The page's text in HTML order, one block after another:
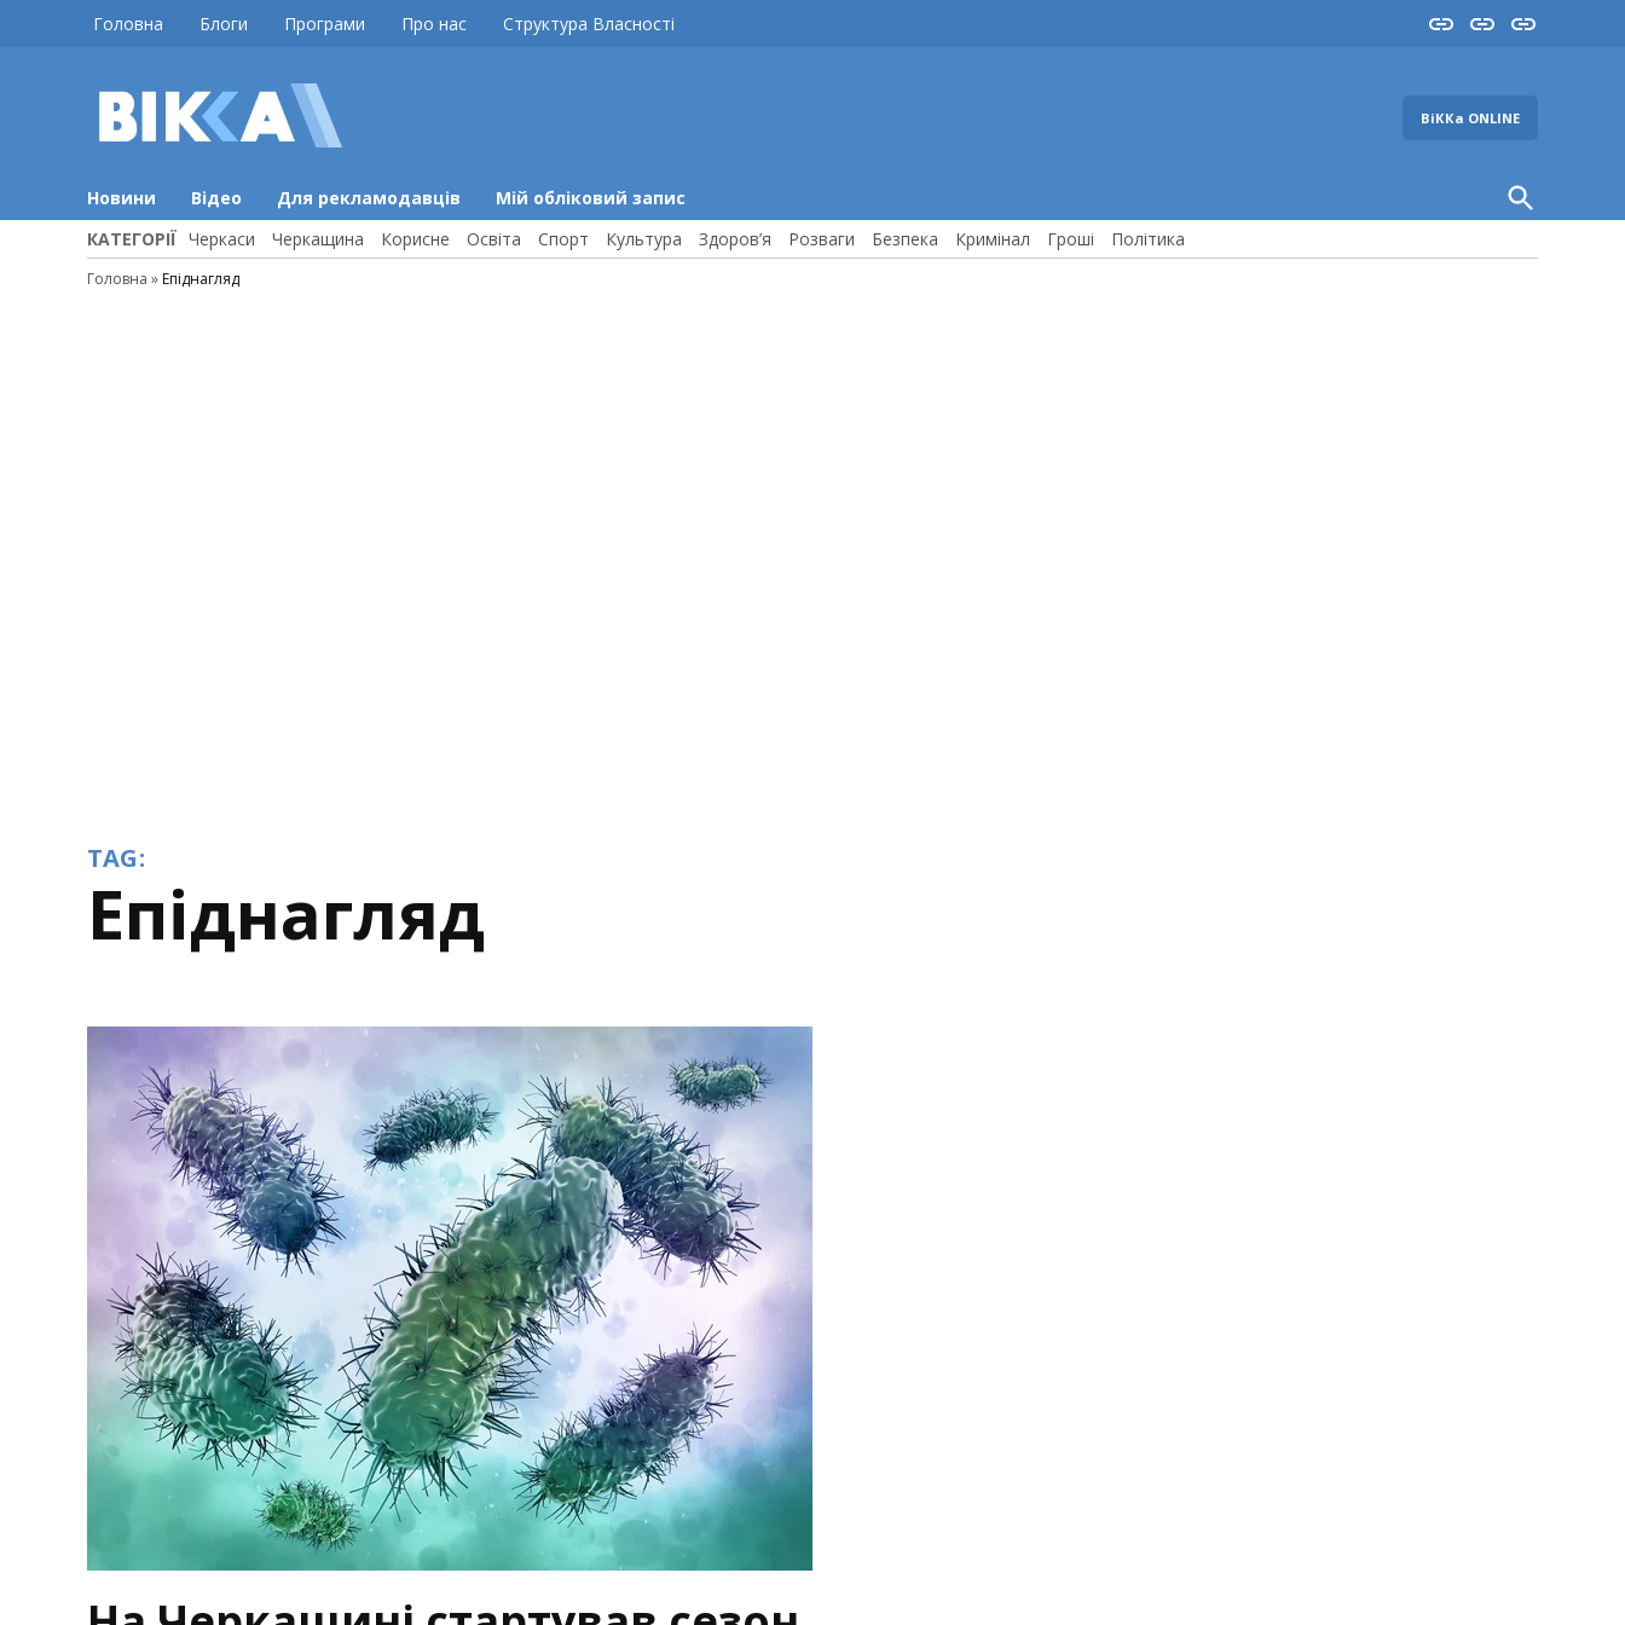
Головна Блоги Програми Про нас Структура Власності InstaYouTube
FB
ВіККа ONLINE
Новини Відео Для рекламодавців Мій обліковий запис
Open
Search
КАТЕГОРІЇ Черкаси Черкащина Корисне Освіта Спорт Культура Здоров’я Розваги Безпека Кримінал Гроші Політика
Головна » Епіднагляд
TAG:
Епіднагляд